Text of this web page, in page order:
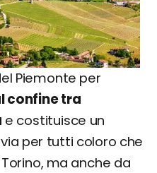
Piemonte per
confine tra
e costituisce un
per tutti coloro che
ma anche da